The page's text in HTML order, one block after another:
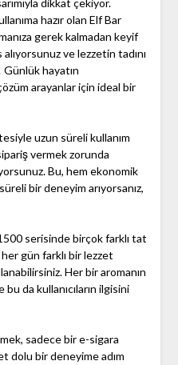
dikkat çekiyor.
hazır olan Elf Bar
gerek kalmadan keyif
alıyorsunuz ve lezzetin tadını
Günlük hayatın
arayanlar için ideal bir
uzun süreli kullanım
vermek zorunda
Bu, hem ekonomik
bir deneyim arıyorsanız,
serisinde birçok farklı tat
gün farklı bir lezzet
Her bir aromanın
da kullanıcıların ilgisini
sadece bir e-sigara
dolu bir deneyime adım